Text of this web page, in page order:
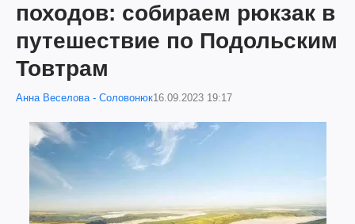
походов: собираем рюкзак в
путешествие по Подольским
Товтрам
Анна Веселова - Соловонюк16.09.2023 19:17